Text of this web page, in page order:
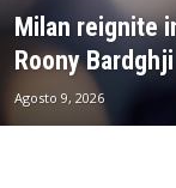
Milan reignite
Roony Bardghji
Agosto 9, 2026